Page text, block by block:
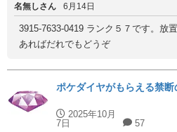
名無しさん 6月14日
3915-7633-0419 ランク５７です。放
あればだれでもどうぞ
ポケダイヤがもらえる禁
2025年10月
7日
57